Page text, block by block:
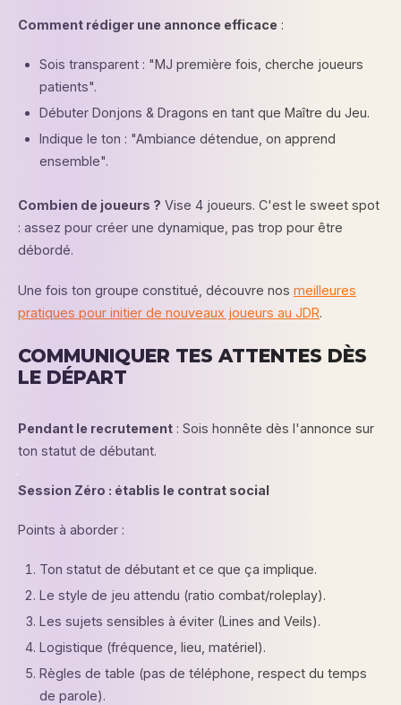
Comment rédiger une annonce efficace :
Sois transparent : "MJ première fois, cherche joueurs
patients".
Débuter Donjons & Dragons en tant que Maître du Jeu.
Indique le ton : "Ambiance détendue, on apprend
ensemble".
Combien de joueurs ? Vise 4 joueurs. C'est le sweet spot
: assez pour créer une dynamique, pas trop pour être
débordé.
Une fois ton groupe constitué, découvre nos meilleures
pratiques pour initier de nouveaux joueurs au JDR.
COMMUNIQUER TES ATTENTES DÈS
LE DÉPART
Pendant le recrutement : Sois honnête dès l'annonce sur
ton statut de débutant.
Session Zéro : établis le contrat social
Points à aborder :
Ton statut de débutant et ce que ça implique.
Le style de jeu attendu (ratio combat/roleplay).
Les sujets sensibles à éviter (Lines and Veils).
Logistique (fréquence, lieu, matériel).
Règles de table (pas de téléphone, respect du temps
de parole).